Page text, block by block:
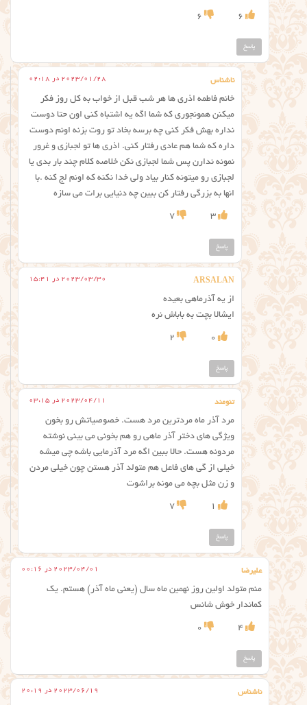
6
6
پاسخ
ناشناس 2023/01/28 در 02:18
خانم فاطمه اذری ها هر شب قبل از خواب به کل روز فکر
میکنن همونجوری که شما اگه یه اشتباه کنی اون حتا دوست
نداره بهش فکر کنی چه برسه بخاد تو روت بزنه اونم دوست
داره که شما هم عادی رفتار کنی. اذری ها تو لجبازی و غرور
نمونه ندارن پس شما لجبازی نکن خلاصه کلام چند بار بدی یا
لجبازی رو میتونه کنار بیاد ولی خدا نکنه که اونم لج کنه .با
انها به بزرگی رفتار کن ببین چه دنیایی برات می سازه
3
7
پاسخ
ARSALAN 2023/03/30 در 15:41
از یه آذرماهی بعیده
ایشالا بچت به باباش نره
0
2
پاسخ
تنومند 2023/04/11 در 03:15
مرد آذر ماه مردترین مرد هست. خصوصیاتش رو بخون
ویژگی های دختر آذر ماهی رو هم بخونی می بینی نوشته
مردونه هست. حالا ببین اگه مرد آذرمایی باشه چی میشه
خیلی از گی های فاعل هم متولد آذر هستن چون خیلی مردن
و زن مثل بچه می مونه براشوت
1
7
پاسخ
علیرضا 2023/04/01 در 00:16
منم متولد اولین روز نهمین ماه سال (یعنی ماه آذر) هستم. یک
کماندار خوش شانس
4
0
پاسخ
ناشناس 2023/06/19 در 20:19